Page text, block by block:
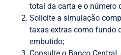
total da carta e o número
Solicite a simulação
taxas extras como fundo
embutido;